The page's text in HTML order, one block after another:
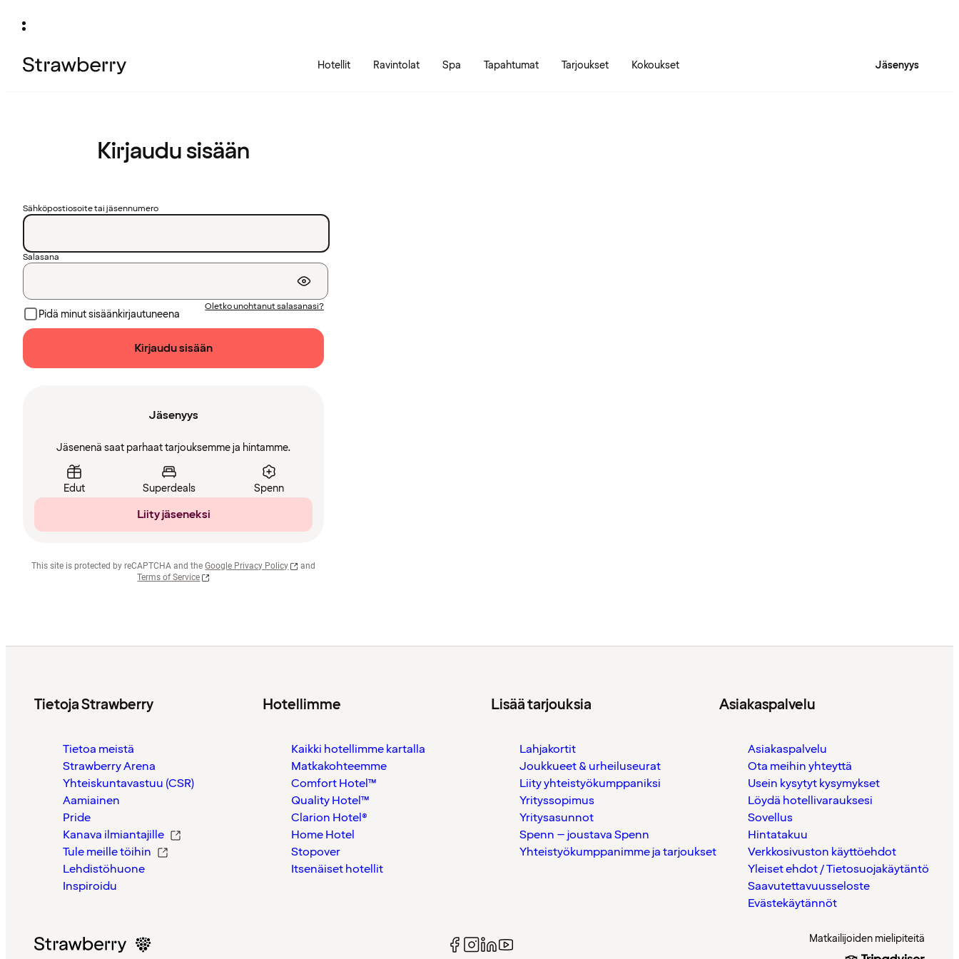
Hotellit Ravintolat Spa Tapahtumat Tarjoukset Kokoukset Jäsenyys
Kirjaudu sisään
Sähköpostiosoite tai jäsennumero
Salasana
Pidä minut sisäänkirjautuneena
Oletko unohtanut salasanasi?
Kirjaudu sisään
Jäsenyys
Jäsenenä saat parhaat tarjouksemme ja hintamme.
Edut Superdeals Spenn
Liity jäseneksi
This site is protected by reCAPTCHA and the Google Privacy Policy
and
Terms of Service
Tietoja Strawberry
Tietoa meistä
Strawberry Arena
Yhteiskuntavastuu (CSR)
Aamiainen
Pride
Kanava ilmiantajille
Tule meille töihin
Lehdistöhuone
Inspiroidu
Hotellimme
Kaikki hotellimme kartalla
Matkakohteemme
Comfort Hotel™
Quality Hotel™
Clarion Hotel®
Home Hotel
Stopover
Itsenäiset hotellit
Lisää tarjouksia
Lahjakortit
Joukkueet & urheiluseurat
Liity yhteistyökumppaniksi
Yrityssopimus
Yritysasunnot
Spenn – joustava Spenn
Yhteistyökumppanimme ja tarjoukset
Asiakaspalvelu
Asiakaspalvelu
Ota meihin yhteyttä
Usein kysytyt kysymykset
Löydä hotellivarauksesi
Sovellus
Hintatakuu
Verkkosivuston käyttöehdot
Yleiset ehdot / Tietosuojakäytäntö
Saavutettavuusseloste
Evästekäytännöt
Matkailijoiden mielipiteitä